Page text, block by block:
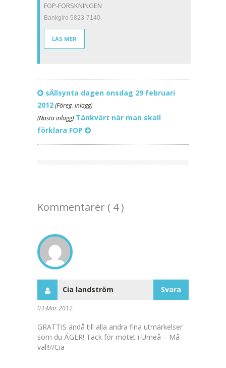
FOP-FORSKNINGEN
Bankgiro 5823-7140.
LÄS MER
sÄllsynta dagen onsdag 29 februari
2012(Föreg. inlägg)
(Nästa inlägg) Tänkvärt när man skall
förklara FOP
Kommentarer ( 4 )
Cia landström
03 Mar 2012
GRATTIS ändå till alla andra fina utmärkelser
som du ÄGER! Tack för mötet i Umeå – Må
väl!!//Cia
Svara